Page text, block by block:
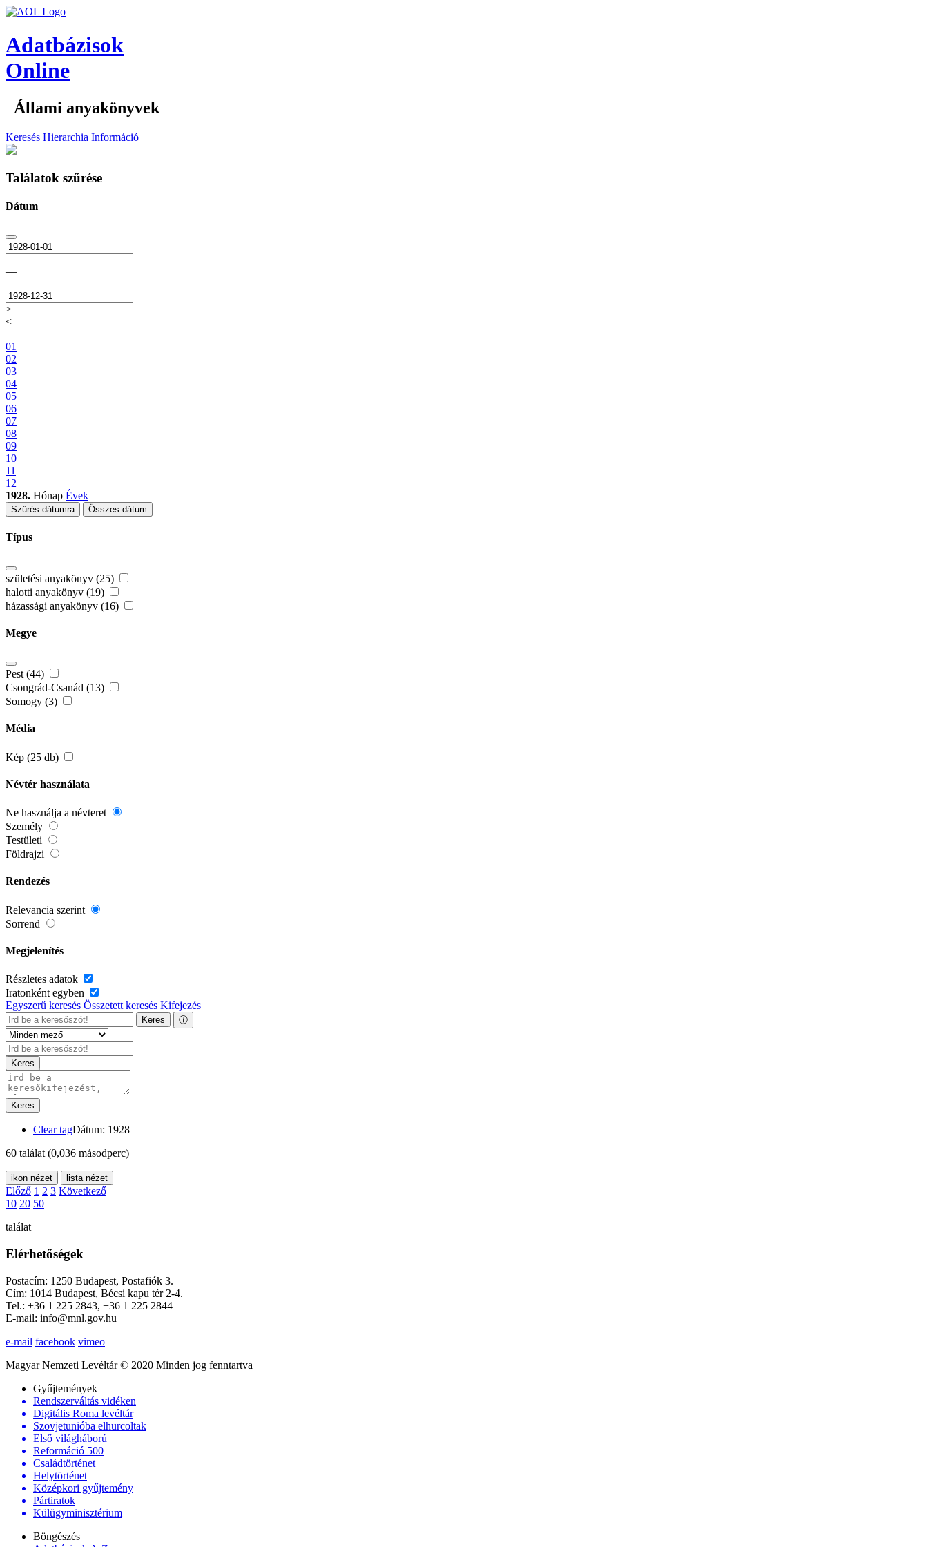
Adatbázisok
Online
Állami anyakönyvek
Keresés Hierarchia Információ
Találatok szűrése
Dátum
—
>
<
01
02
03
04
05
06
07
08
09
10
11
12
1928. Hónap Évek
Szűrés dátumra Összes dátum
Típus
születési anyakönyv (25)
halotti anyakönyv (19)
házassági anyakönyv (16)
Megye
Pest (44)
Csongrád-Csanád (13)
Somogy (3)
Média
Kép (25 db)
Névtér használata
Ne használja a névteret
Személy
Testületi
Földrajzi
Rendezés
Relevancia szerint
Sorrend
Megjelenítés
Részletes adatok
Iratonként egyben
Egyszerű keresés Összetett keresés Kifejezés
Keres ⓘ
Keres
Keres
Clear tagDátum: 1928
60 találat (0,036 másodperc)
ikon nézet lista nézet
Előző 1 2 3 Következő
10 20 50
találat
Elérhetőségek
Postacím: 1250 Budapest, Postafiók 3.
Cím: 1014 Budapest, Bécsi kapu tér 2-4.
Tel.: +36 1 225 2843, +36 1 225 2844
E-mail: info@mnl.gov.hu
e-mail facebook vimeo
Magyar Nemzeti Levéltár © 2020 Minden jog fenntartva
Gyűjtemények
Rendszerváltás vidéken
Digitális Roma levéltár
Szovjetunióba elhurcoltak
Első világháború
Reformáció 500
Családtörténet
Helytörténet
Középkori gyűjtemény
Pártiratok
Külügyminisztérium
Böngészés